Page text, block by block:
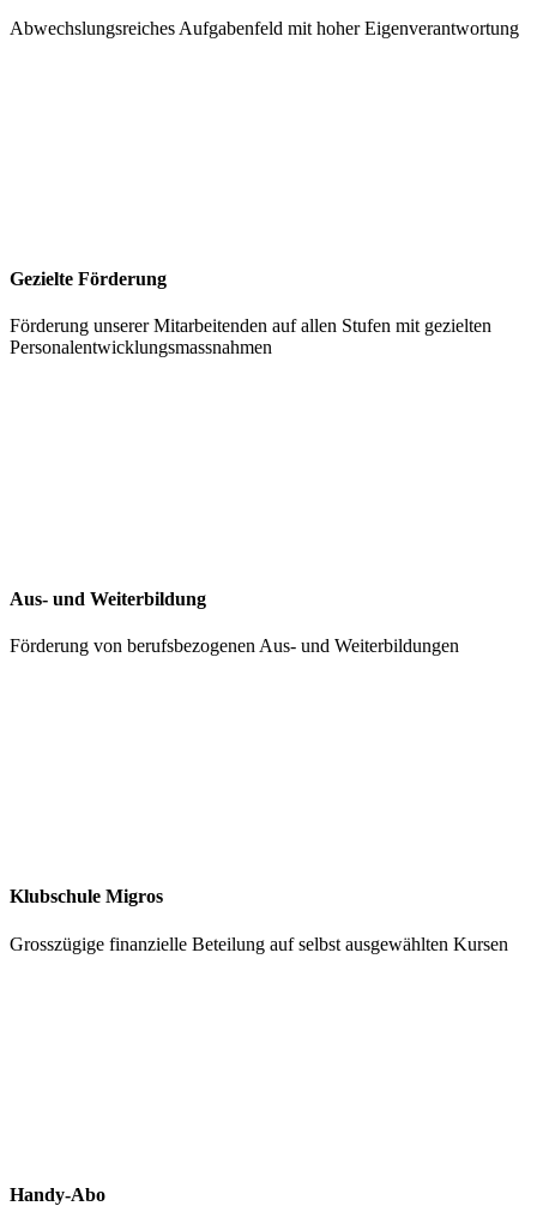
Abwechslungsreiches Aufgabenfeld mit hoher Eigenverantwortung
Gezielte Förderung
Förderung unserer Mitarbeitenden auf allen Stufen mit gezielten
Personalentwicklungsmassnahmen
Aus- und Weiterbildung
Förderung von berufsbezogenen Aus- und Weiterbildungen
Klubschule Migros
Grosszügige finanzielle Beteilung auf selbst ausgewählten Kursen
Handy-Abo